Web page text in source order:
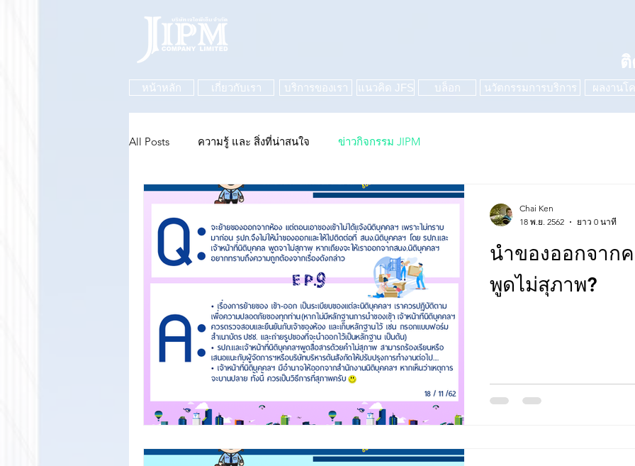
หน้าหลัก เกี่ยวกับเรา บริการของเรา แนวคิด JFS บล็อก นวัตกรรมการบริการ ผลงานโ
All Posts ความรู้ และ สิ่งที่น่าสนใจ ข่าวกิจกรรม JIPM
นำของออกจาก
พูดไม่สุภาพ?
Chai Ken
18 พ.ย. 2562
ยาว 0 นาที